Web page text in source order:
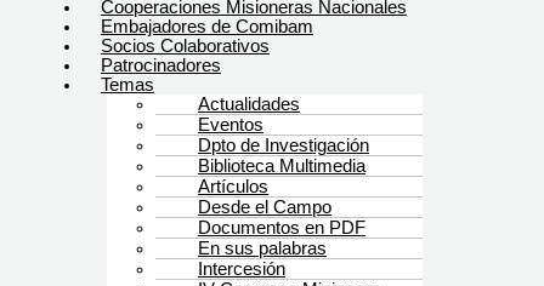
Cooperaciones Misioneras Nacionales
Embajadores de Comibam
Socios Colaborativos
Patrocinadores
Temas
Actualidades
Eventos
Dpto de Investigación
Biblioteca Multimedia
Artículos
Desde el Campo
Documentos en PDF
En sus palabras
Intercesión